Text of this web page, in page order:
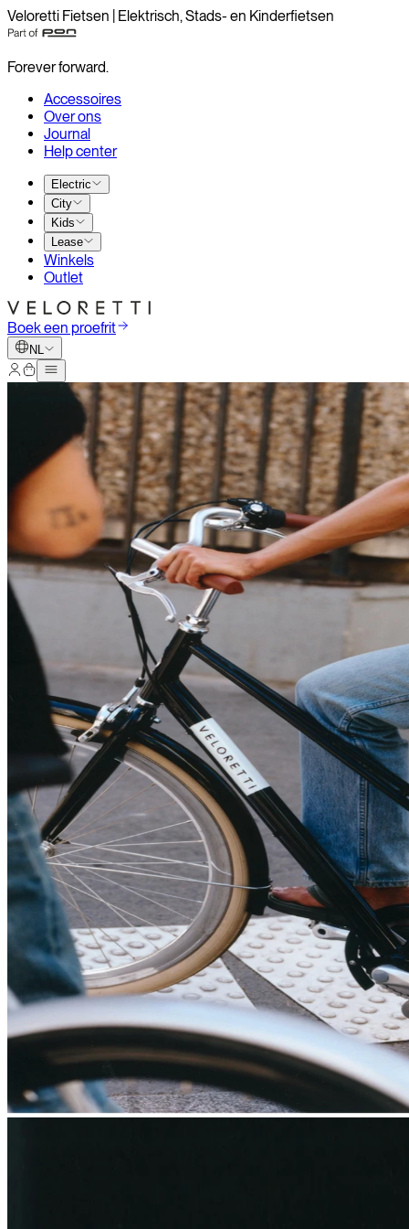
Veloretti Fietsen | Elektrisch, Stads- en Kinderfietsen
Forever forward.
Accessoires
Over ons
Journal
Help center
Electric
City
Kids
Lease
Winkels
Outlet
Boek een proefrit
NL